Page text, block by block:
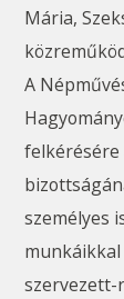
Mária,
A
felkérésére
személyes
munkáikkal
szervezett-